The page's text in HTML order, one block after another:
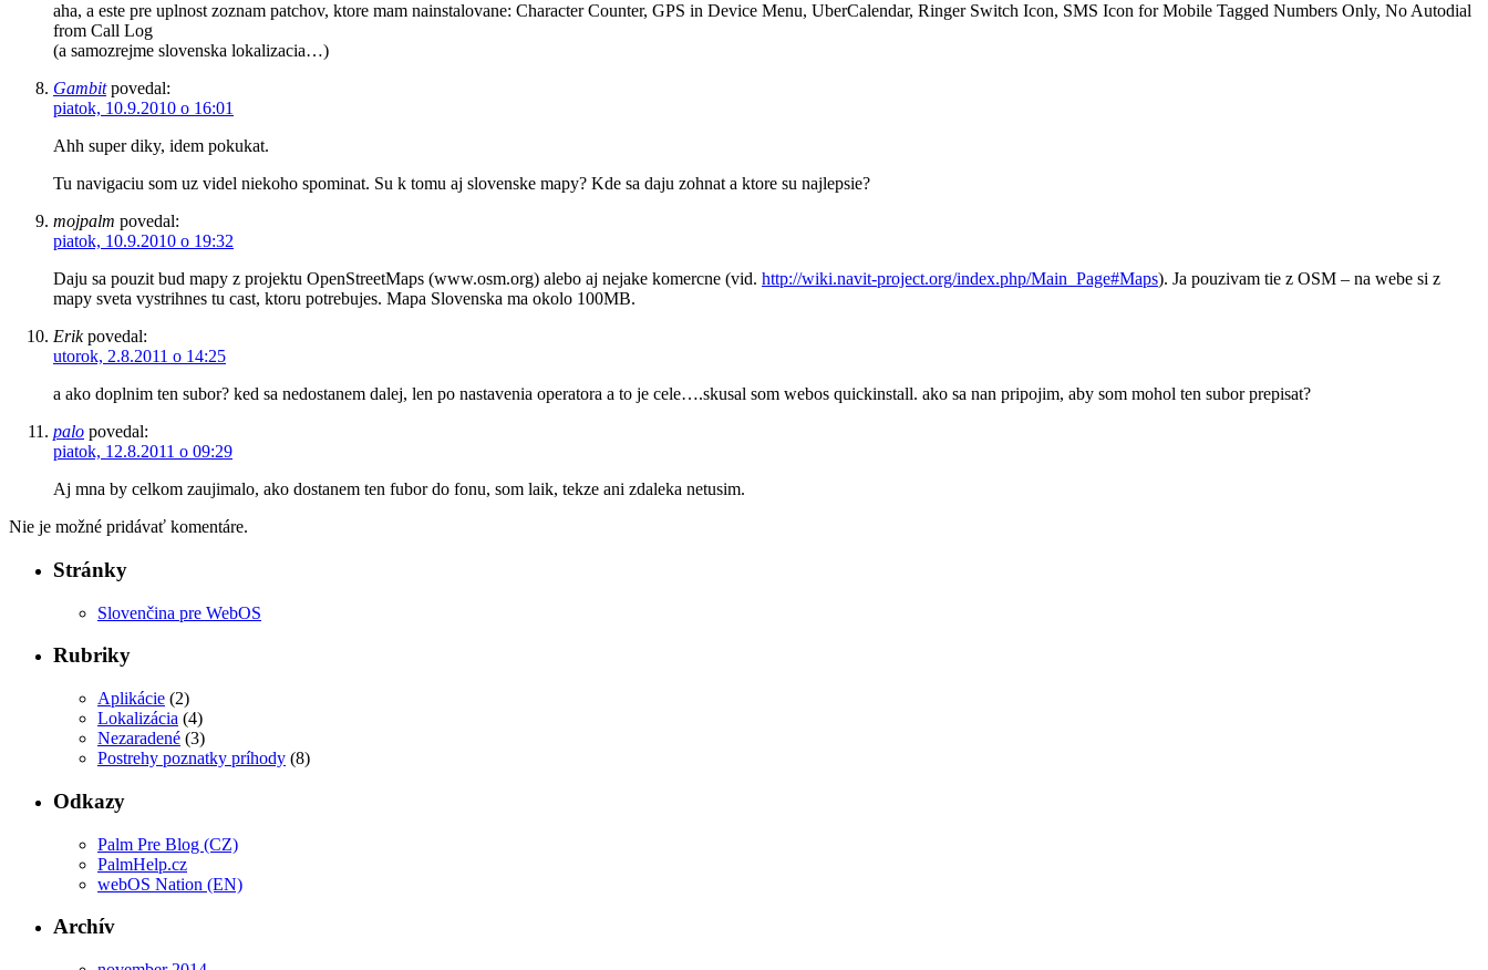
aha, a este pre uplnost zoznam patchov, ktore mam nainstalovane: Character Counter, GPS in Device Menu, UberCalendar, Ringer Switch Icon, SMS Icon for Mobile Tagged Numbers Only, No Autodial
from Call Log
(a samozrejme slovenska lokalizacia…)
Gambit povedal:
piatok, 10.9.2010 o 16:01
Ahh super diky, idem pokukat.
Tu navigaciu som uz videl niekoho spominat. Su k tomu aj slovenske mapy? Kde sa daju zohnat a ktore su najlepsie?
mojpalm povedal:
piatok, 10.9.2010 o 19:32
Daju sa pouzit bud mapy z projektu OpenStreetMaps (www.osm.org) alebo aj nejake komercne (vid. http://wiki.navit-project.org/index.php/Main_Page#Maps). Ja pouzivam tie z OSM – na webe si z
mapy sveta vystrihnes tu cast, ktoru potrebujes. Mapa Slovenska ma okolo 100MB.
Erik povedal:
utorok, 2.8.2011 o 14:25
a ako doplnim ten subor? ked sa nedostanem dalej, len po nastavenia operatora a to je cele….skusal som webos quickinstall. ako sa nan pripojim, aby som mohol ten subor prepisat?
palo povedal:
piatok, 12.8.2011 o 09:29
Aj mna by celkom zaujimalo, ako dostanem ten fubor do fonu, som laik, tekze ani zdaleka netusim.
Nie je možné pridávať komentáre.
Stránky
Slovenčina pre WebOS
Rubriky
Aplikácie (2)
Lokalizácia (4)
Nezaradené (3)
Postrehy poznatky príhody (8)
Odkazy
Palm Pre Blog (CZ)
PalmHelp.cz
webOS Nation (EN)
Archív